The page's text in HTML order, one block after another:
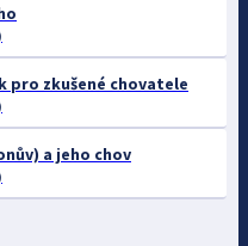
pro zkušené chovatele
a jeho chov